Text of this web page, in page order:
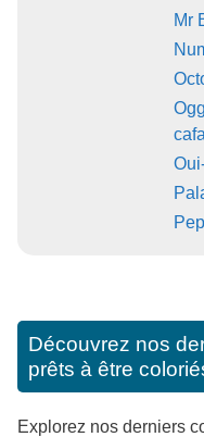
Mr
Découvrez nos
prêts à être
Explorez nos derniers